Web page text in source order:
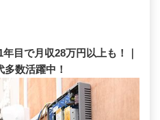
目で月収28万円以上も！｜
数活躍中！